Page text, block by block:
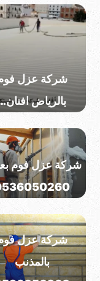
شركة عزل
بالرياض
شركة عزل فوم
شركة عزل
بالمذنب